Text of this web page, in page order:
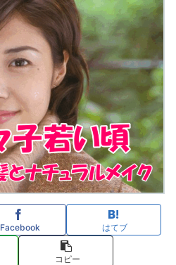
Facebook はてブ
コピー